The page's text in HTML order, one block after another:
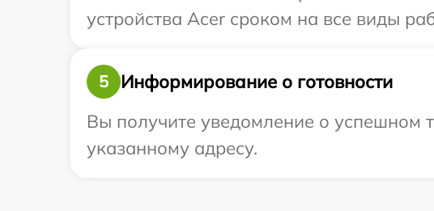
устройства Acer сроком на все виды
5
Информирование о готовности
Вы получите уведомление о успешном
указанному адресу.